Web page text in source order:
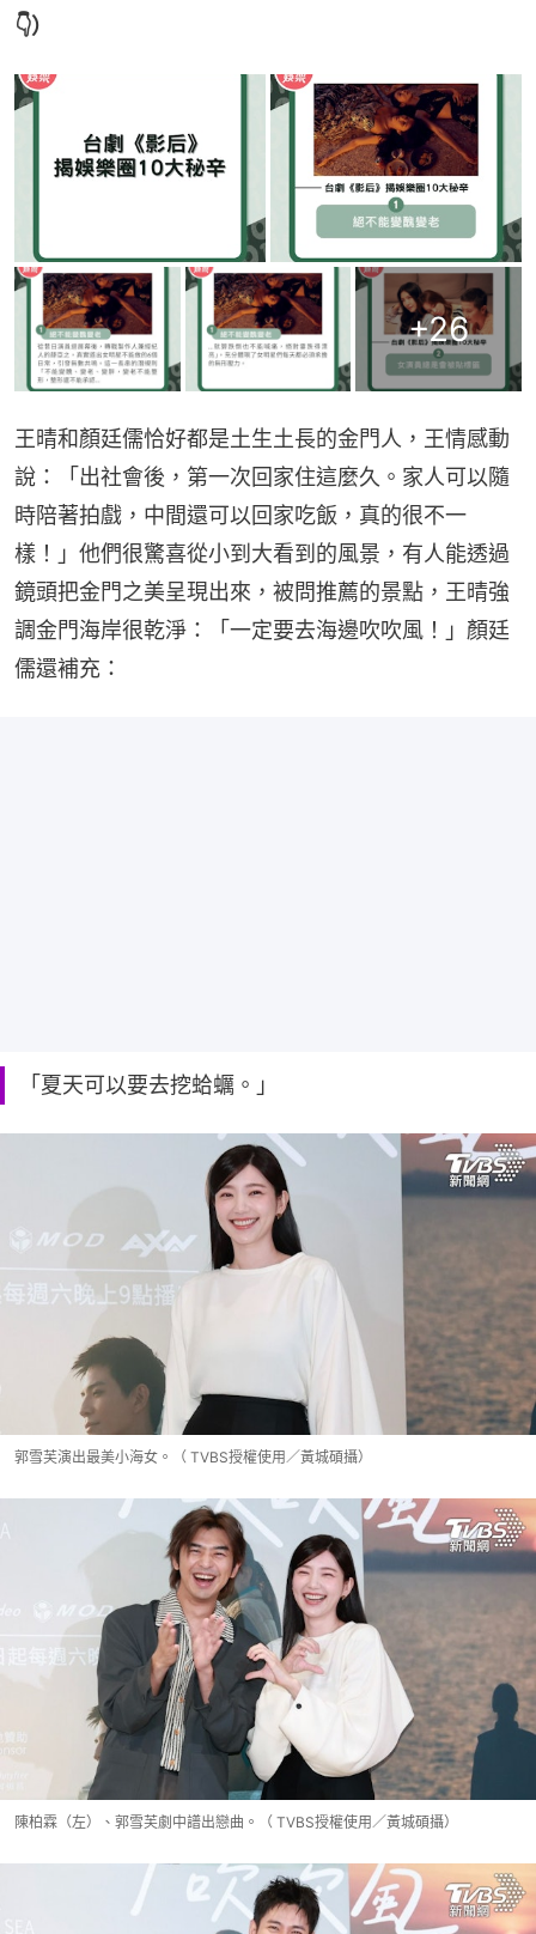
👇）
+26
王晴和顏廷儒恰好都是土生土長的金門人，王情感動
說：「出社會後，第一次回家住這麼久。家人可以隨
時陪著拍戲，中間還可以回家吃飯，真的很不一
樣！」他們很驚喜從小到大看到的風景，有人能透過
鏡頭把金門之美呈現出來，被問推薦的景點，王晴強
調金門海岸很乾淨：「一定要去海邊吹吹風！」顏廷
儒還補充：
「夏天可以要去挖蛤蠣。」
郭雪芙演出最美小海女。（ TVBS授權使用／黃城碩攝）
陳柏霖（左）、郭雪芙劇中譜出戀曲。（ TVBS授權使用／黃城碩攝）